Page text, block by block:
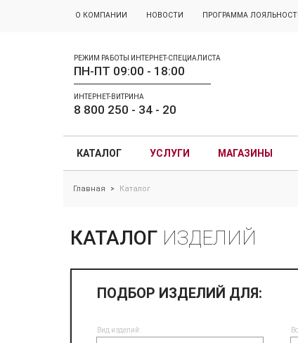
О КОМПАНИИ НОВОСТИ ПРОГРАММА
РЕЖИМ РАБОТЫ ИНТЕРНЕТ-СПЕЦИАЛИСТА
ПН-ПТ 09:00 - 18:00
ИНТЕРНЕТ-ВИТРИНА
8 800 250 - 34 - 20
КАТАЛОГ УСЛУГИ МАГАЗИНЫ
Главная > Каталог
КАТАЛОГ ИЗДЕЛИЙ
ПОДБОР ИЗДЕЛИЙ ДЛЯ:
Вид изделий: